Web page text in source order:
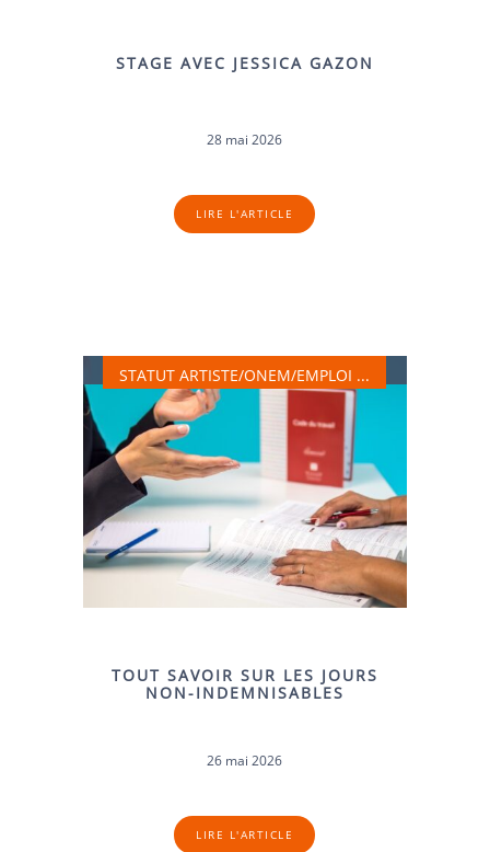
STAGE AVEC JESSICA GAZON
28 mai 2026
LIRE L'ARTICLE
STATUT ARTISTE, ONEM, EMPLOI, …
STATUT ARTISTE/ONEM/EMPLOI ...
TOUT SAVOIR SUR LES JOURS
NON-INDEMNISABLES
26 mai 2026
LIRE L'ARTICLE